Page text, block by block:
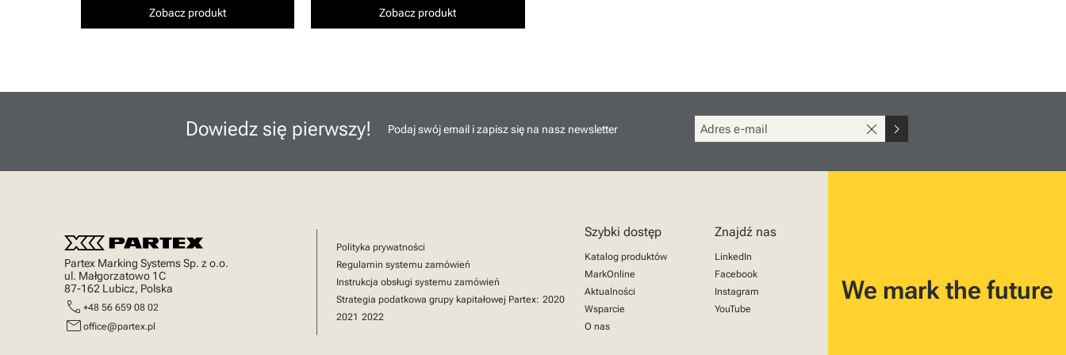
Zobacz produkt Zobacz produkt
Dowiedz się pierwszy! Podaj swój email i zapisz się na nasz newsletter close chevron_right
Partex Marking Systems Sp. z o.o.
ul. Małgorzatowo 1C
87-162 Lubicz, Polska
call +48 56 659 08 02
mail office@partex.pl
Polityka prywatności
Regulamin systemu zamówień
Instrukcja obsługi systemu zamówień
Strategia podatkowa grupy kapitałowej Partex: 2020
2021 2022
Szybki dostęp
Katalog produktów
MarkOnline
Aktualności
Wsparcie
O nas
Znajdź nas
LinkedIn
Facebook
Instagram
YouTube
We mark the future